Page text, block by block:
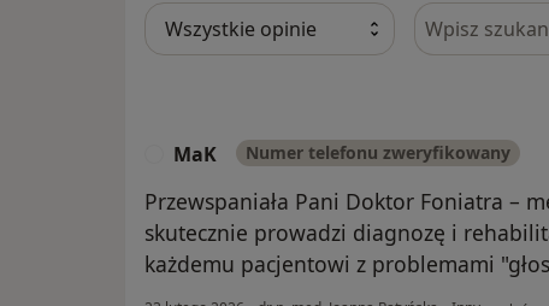
Szukaj w
MaK Numer telefonu zweryfikowany
Przewspaniała Pani Doktor Foniatra –
skutecznie prowadzi diagnozę i
każdemu pacjentowi z problemami